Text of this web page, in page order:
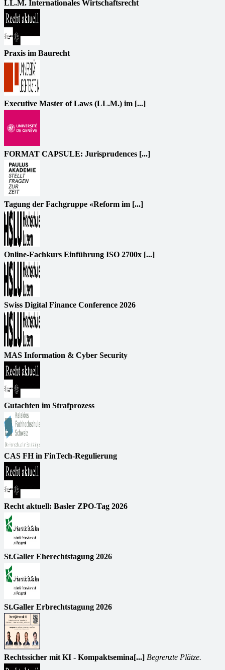
LL.M. Internationales Wirtschaftsrecht
Praxis im Baurecht
Executive Master of Laws (LL.M.) im [...]
FORMAT CAPSULE: Jurisprudences [...]
Tagung der Fachgruppe «Reform im [...]
Online-Fachkurs Einführung ISO 2700x [...]
Swiss Digital Finance Conference 2026
MAS Information & Cyber Security
Gutachten im Strafprozess
CAS FH in FinTech-Regulierung
Recht aktuell: Basler ZPO-Tag 2026
St.Galler Eherechtstagung 2026
St.Galler Erbrechtstagung 2026
Rechtssicher mit KI - Kompaktsemina[...] Begrenzte Plätze.